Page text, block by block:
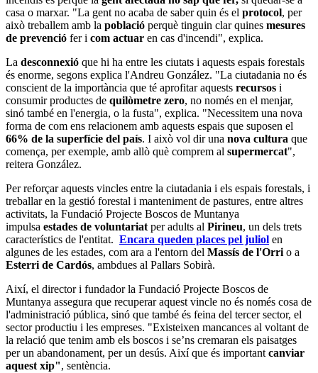
casa o marxar. "La gent no acaba de saber quin és el protocol, per
això treballem amb la població perquè tinguin clar quines mesures
de prevenció fer i com actuar en cas d'incendi", explica.
La desconnexió que hi ha entre les ciutats i aquests espais forestals
és enorme, segons explica l'Andreu González. "La ciutadania no és
conscient de la importància que té aprofitar aquests recursos i
consumir productes de quilòmetre zero, no només en el menjar,
sinó també en l'energia, o la fusta", explica. "Necessitem una nova
forma de com ens relacionem amb aquests espais que suposen el
66% de la superfície del país. I això vol dir una nova cultura que
comença, per exemple, amb allò què comprem al supermercat",
reitera González.
Per reforçar aquests vincles entre la ciutadania i els espais forestals, i
treballar en la gestió forestal i manteniment de pastures, entre altres
activitats, la Fundació Projecte Boscos de Muntanya
impulsa estades de voluntariat per adults al Pirineu, un dels trets
característics de l'entitat. Encara queden places pel juliol en
algunes de les estades, com ara a l'entorn del Massís de l'Orri o a
Esterri de Cardós, ambdues al Pallars Sobirà.
Així, el director i fundador la Fundació Projecte Boscos de
Muntanya assegura que recuperar aquest vincle no és només cosa de
l'administració pública, sinó que també és feina del tercer sector, el
sector productiu i les empreses. "Existeixen mancances al voltant de
la relació que tenim amb els boscos i se’ns cremaran els paisatges
per un abandonament, per un desús. Així que és important canviar
aquest xip", sentència.